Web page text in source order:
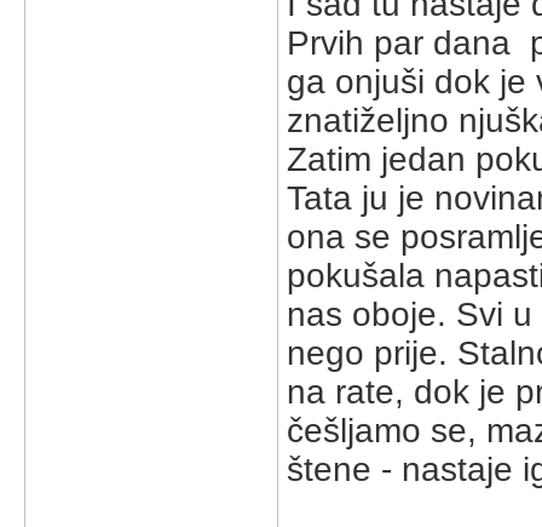
Prvih par dana
ga onjuši dok je
znatiželjno
Zatim jedan
Tata ju je
ona se
pokušala
nas oboje. Svi
nego prije.
na rate, dok je
češljamo se,
štene - nastaje